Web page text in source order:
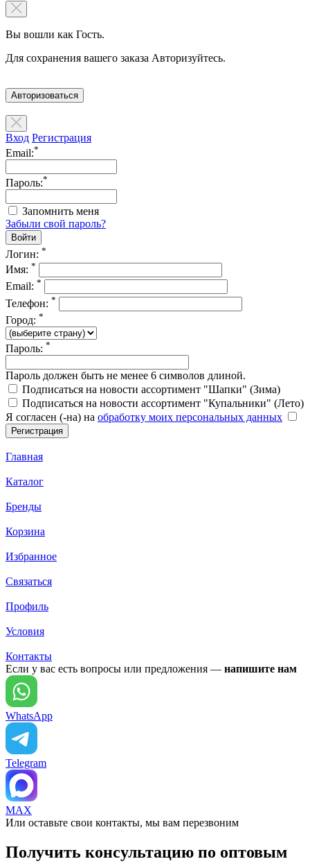
Вы вошли как Гость.
Для сохранения вашего заказа Авторизуйтесь.
Авторизоваться
Вход Регистрация
Email:*
Пароль:*
Запомнить меня
Забыли свой пароль?
Логин: *
Имя: *
Email: *
Телефон: *
Город: *
Пароль: *
Пароль должен быть не менее 6 символов длиной.
Подписаться на новости ассортимент "Шапки" (Зима)
Подписаться на новости ассортимент "Купальники" (Лето)
Я согласен (-на) на обработку моих персональных данных
Главная
Каталог
Бренды
Корзина
Избранное
Связаться
Профиль
Условия
Контакты
Если у вас есть вопросы или предложения — напишите нам
WhatsApp
Telegram
MAX
Или оставьте свои контакты, мы вам перезвоним
Получить консультацию по оптовым